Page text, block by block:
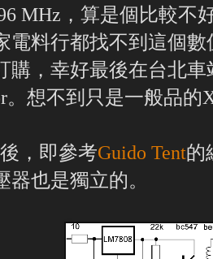
MHz，算是個比較不
電料行都找不到這個
購，幸好最後在台北
。想不到只是一般品的
，即參考Guido Tent的
器也是獨立的。